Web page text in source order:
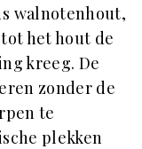
walnotenhout,
het hout de
kreeg. De
zonder de
te
plekken